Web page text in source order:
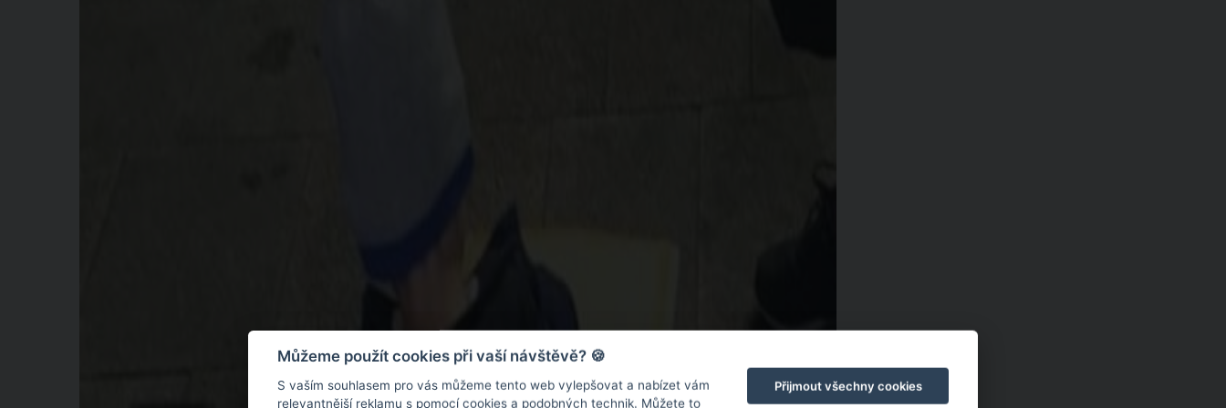
Můžeme použít cookies při vaší návštěvě? 🍪
S vaším souhlasem pro vás můžeme tento web vylepšovat a nabízet vám
relevantnější reklamu s pomocí cookies a podobných technik. Můžete to
Přijmout všechny cookies